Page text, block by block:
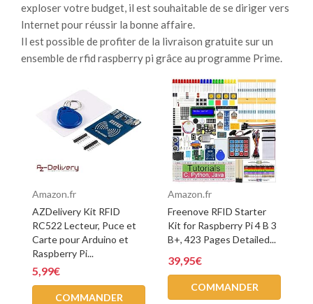
exploser votre budget, il est souhaitable de se diriger vers
Internet pour réussir la bonne affaire.
Il est possible de profiter de la livraison gratuite sur un
ensemble de rfid raspberry pi grâce au programme Prime.
Amazon.fr
AZDelivery Kit RFID
RC522 Lecteur, Puce et
Carte pour Arduino et
Raspberry Pi...
5,99€
COMMANDER
Amazon.fr
Freenove RFID Starter
Kit for Raspberry Pi 4 B 3
B+, 423 Pages Detailed...
39,95€
COMMANDER